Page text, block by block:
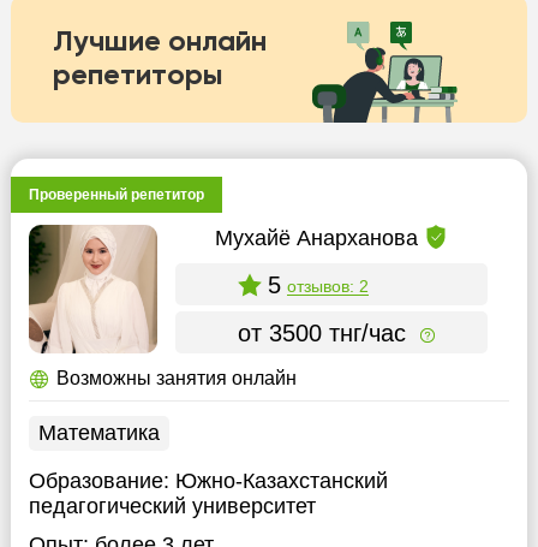
Лучшие онлайн
репетиторы
Проверенный репетитор
Мухайё Анарханова
5 отзывов: 2
от 3500 тнг/час
Возможны занятия онлайн
Математика
Образование: Южно-Казахстанский
педагогический университет